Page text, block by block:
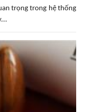
trọng trong hệ thống